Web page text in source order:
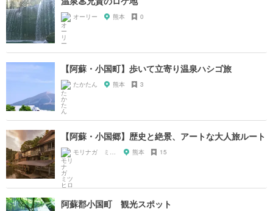
オーリー 熊本 0
【阿蘇・小国町】歩いて立寄り温泉ハシゴ旅
たかたん 熊本 3
【阿蘇・小国郷】歴史と絶景、アートな大人旅ルート
モリナガ ミツヒロ 熊本 15
阿蘇郡小国町 観光スポット